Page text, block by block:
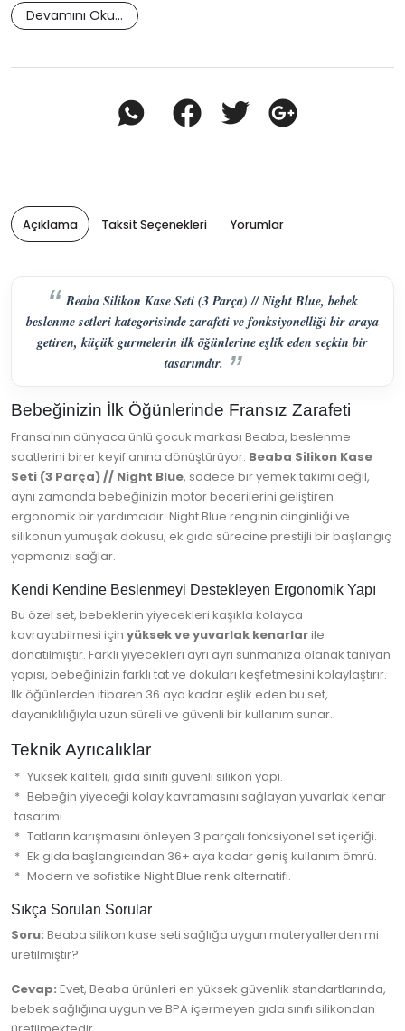
Devamını Oku...
Açıklama Taksit Seçenekleri Yorumlar
Beaba Silikon Kase Seti (3 Parça) // Night Blue, bebek
beslenme setleri kategorisinde zarafeti ve fonksiyonelliği bir araya
getiren, küçük gurmelerin ilk öğünlerine eşlik eden seçkin bir
tasarımdır.
Bebeğinizin İlk Öğünlerinde Fransız Zarafeti
Fransa'nın dünyaca ünlü çocuk markası Beaba, beslenme
saatlerini birer keyif anına dönüştürüyor. Beaba Silikon Kase
Seti (3 Parça) // Night Blue, sadece bir yemek takımı değil,
aynı zamanda bebeğinizin motor becerilerini geliştiren
ergonomik bir yardımcıdır. Night Blue renginin dinginliği ve
silikonun yumuşak dokusu, ek gıda sürecine prestijli bir başlangıç
yapmanızı sağlar.
Kendi Kendine Beslenmeyi Destekleyen Ergonomik Yapı
Bu özel set, bebeklerin yiyecekleri kaşıkla kolayca
kavrayabilmesi için yüksek ve yuvarlak kenarlarile
donatılmıştır. Farklı yiyecekleri ayrı ayrı sunmanıza olanak tanıyan
yapısı, bebeğinizin farklı tat ve dokuları keşfetmesini kolaylaştırır.
İlk öğünlerden itibaren 36 aya kadar eşlik eden bu set,
dayanıklılığıyla uzun süreli ve güvenli bir kullanım sunar.
Teknik Ayrıcalıklar
Yüksek kaliteli, gıda sınıfı güvenli silikon yapı.
Bebeğin yiyeceği kolay kavramasını sağlayan yuvarlak kenar
tasarımı.
Tatların karışmasını önleyen 3 parçalı fonksiyonel set içeriği.
Ek gıda başlangıcından 36+ aya kadar geniş kullanım ömrü.
Modern ve sofistike Night Blue renk alternatifi.
Sıkça Sorulan Sorular
Soru: Beaba silikon kase seti sağlığa uygun materyallerden mi
üretilmiştir?
Cevap: Evet, Beaba ürünleri en yüksek güvenlik standartlarında,
bebek sağlığına uygun ve BPA içermeyen gıda sınıfı silikondan